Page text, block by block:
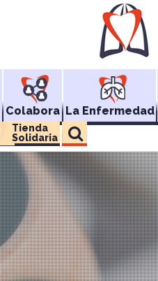
Colabora La Enfermedad
Tienda
Solidaria